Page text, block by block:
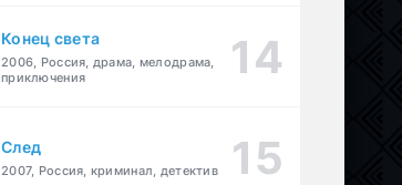
Конец света
2006, Россия, драма, мелодрама,
приключения
След
2007, Россия, криминал, детектив